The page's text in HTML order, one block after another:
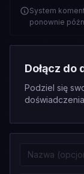
System
ponownie
Dołącz do
Podziel się